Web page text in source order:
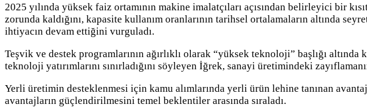
2025 yılında yüksek faiz ortamının makine imalatçıları açısından belirleyici bir
zorunda kaldığını, kapasite kullanım oranlarının tarihsel ortalamaların altında
ihtiyacın devam ettiğini vurguladı.
Teşvik ve destek programlarının ağırlıklı olarak “yüksek teknoloji” başlığı
teknoloji yatırımlarını sınırladığını söyleyen İğrek, sanayi üretimindeki
Yerli üretimin desteklenmesi için kamu alımlarında yerli ürün lehine tanınan
avantajların güçlendirilmesini temel beklentiler arasında sıraladı.